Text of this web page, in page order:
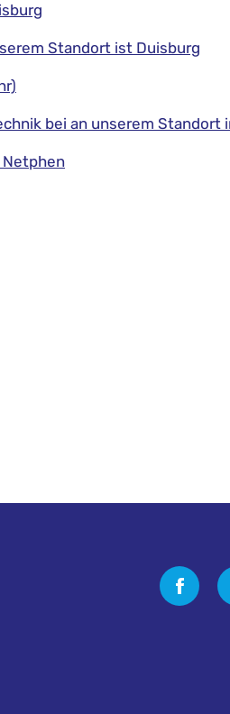
Standort ist Duisburg
bei an unserem Standort